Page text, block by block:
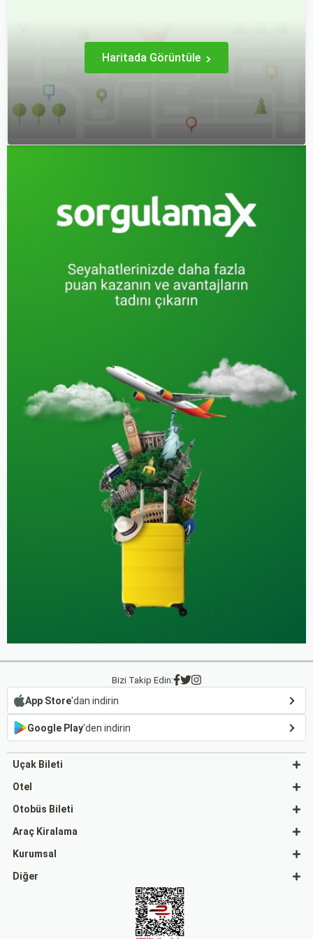
Haritada Görüntüle
Bizi Takip Edin:
App Store'dan indirin
Google Play'den indirin
Uçak Bileti
Otel
Otobüs Bileti
Araç Kiralama
Kurumsal
Diğer